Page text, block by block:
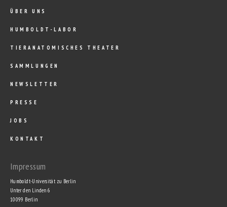
ÜBER UNS
HUMBOLDT-LABOR
TIERANATOMISCHES THEATER
SAMMLUNGEN
NEWSLETTER
PRESSE
JOBS
KONTAKT
Impressum
Humboldt-Universität zu Berlin
Unter den Linden 6
10099 Berlin